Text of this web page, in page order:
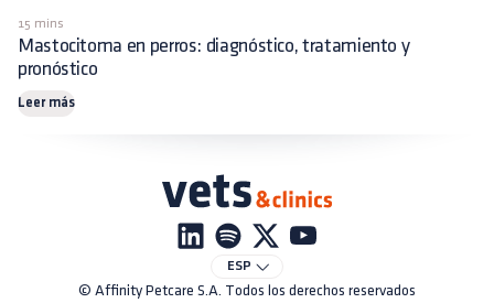
15 mins
Mastocitoma en perros: diagnóstico, tratamiento y
pronóstico
Leer más
ESP
© Affinity Petcare S.A. Todos los derechos reservados